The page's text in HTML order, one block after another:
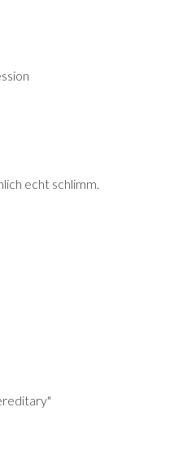
echt schlimm.